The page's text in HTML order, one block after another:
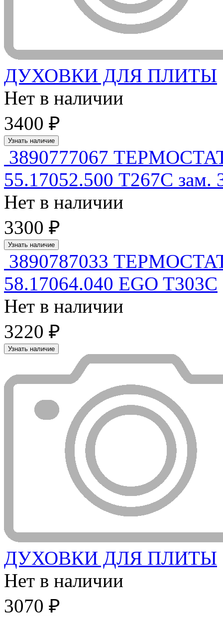
ДУХОВКИ ДЛЯ ПЛИТЫ
Нет в наличии
3400 ₽
Узнать наличие
3890777067
55.17052.500 T267C зам.
Нет в наличии
3300 ₽
Узнать наличие
3890787033
58.17064.040 EGO T303C
Нет в наличии
3220 ₽
Узнать наличие
ДУХОВКИ ДЛЯ ПЛИТЫ
Нет в наличии
3070 ₽